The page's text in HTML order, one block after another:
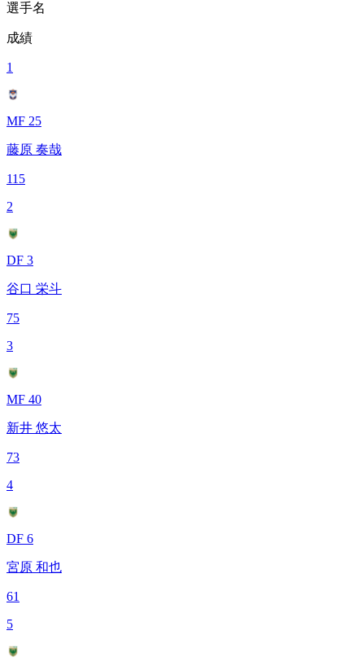
選手名
成績
1
MF 25
藤原 奏哉
115
2
DF 3
谷口 栄斗
75
3
MF 40
新井 悠太
73
4
DF 6
宮原 和也
61
5